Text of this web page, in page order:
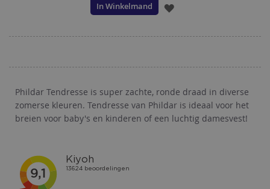
In Winkelmand
VOEG
VERLANGLIJST
Phildar Tendresse is super zachte, ronde draad in diverse
zomerse kleuren. Tendresse van Phildar is ideaal voor het
breien voor baby's en kinderen of een luchtig damesvest!